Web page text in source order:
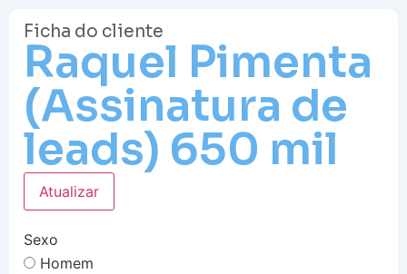
Ficha do cliente
Raquel Pimenta
(Assinatura de
leads) 650 mil
Atualizar
Sexo
Homem